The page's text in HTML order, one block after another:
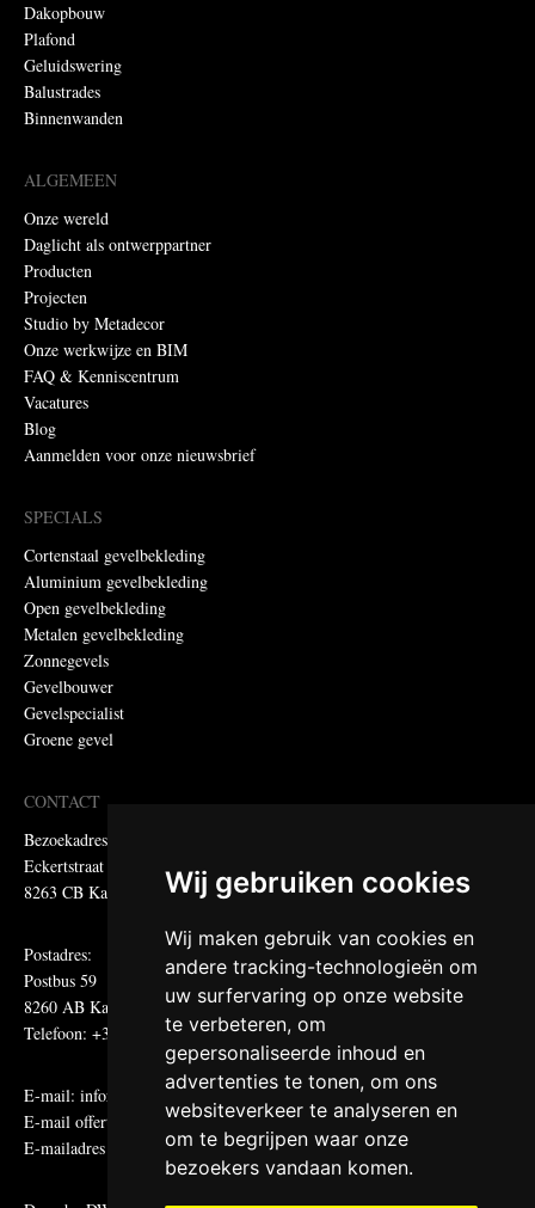
Wij gebruiken cookies
Wij maken gebruik van cookies en
andere tracking-technologieën om
uw surfervaring op onze website
te verbeteren, om
gepersonaliseerde inhoud en
advertenties te tonen, om ons
websiteverkeer te analyseren en
om te begrijpen waar onze
bezoekers vandaan komen.
Dakopbouw
Plafond
Geluidswering
Balustrades
Binnenwanden
ALGEMEEN
Onze wereld
Daglicht als ontwerppartner
Producten
Projecten
Studio by Metadecor
Onze werkwijze en BIM
FAQ & Kenniscentrum
Vacatures
Blog
Aanmelden voor onze nieuwsbrief
SPECIALS
Cortenstaal gevelbekleding
Aluminium gevelbekleding
Open gevelbekleding
Metalen gevelbekleding
Zonnegevels
Gevelbouwer
Gevelspecialist
Groene gevel
CONTACT
Bezoekadres:
Eckertstraat 75
8263 CB Kampen
Postadres:
Postbus 59
8260 AB Kampen
Telefoon: +31 (0)38 331 81 81
E-mail: informatie@metadecor.nl
E-mail offertes:
calculatie@metadecor.nl
E-mailadres administratie:facturen@metadecor.nl